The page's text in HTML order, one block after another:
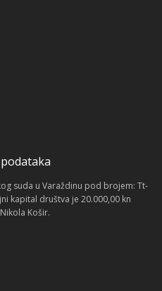
suda u Varaždinu pod brojem: Tt-
kapital društva je 20.000,00 kn
Košir.